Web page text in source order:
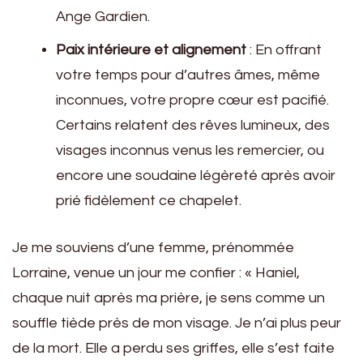
Ange Gardien.
Paix intérieure et alignement : En offrant
votre temps pour d’autres âmes, même
inconnues, votre propre cœur est pacifié.
Certains relatent des rêves lumineux, des
visages inconnus venus les remercier, ou
encore une soudaine légèreté après avoir
prié fidèlement ce chapelet.
Je me souviens d’une femme, prénommée
Lorraine, venue un jour me confier : « Haniel,
chaque nuit après ma prière, je sens comme un
souffle tiède près de mon visage. Je n’ai plus peur
de la mort. Elle a perdu ses griffes, elle s’est faite